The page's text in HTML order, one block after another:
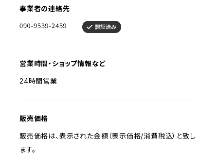
事業者の連絡先
営業時間・ショップ情報など
24時間営業
販売価格
販売価格は、表示された金額（表示価格/消費税込）と致し
ます。